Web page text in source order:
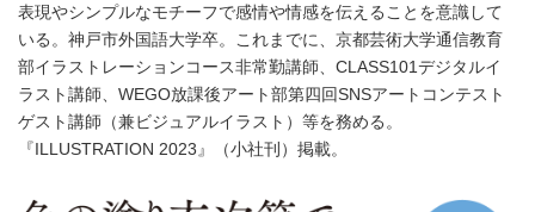
表現やシンプルなモチーフで感情や情感を伝えることを意識して
いる。神戸市外国語大学卒。これまでに、京都芸術大学通信教育
部イラストレーションコース非常勤講師、CLASS101デジタルイ
ラスト講師、WEGO放課後アート部第四回SNSアートコンテスト
ゲスト講師（兼ビジュアルイラスト）等を務める。
『ILLUSTRATION 2023』（小社刊）掲載。